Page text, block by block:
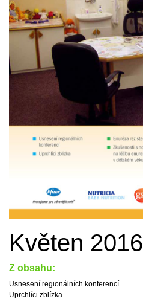
Květen 2016
Z obsahu:
Usnesení regionálních konferencí
Uprchlíci zblízka